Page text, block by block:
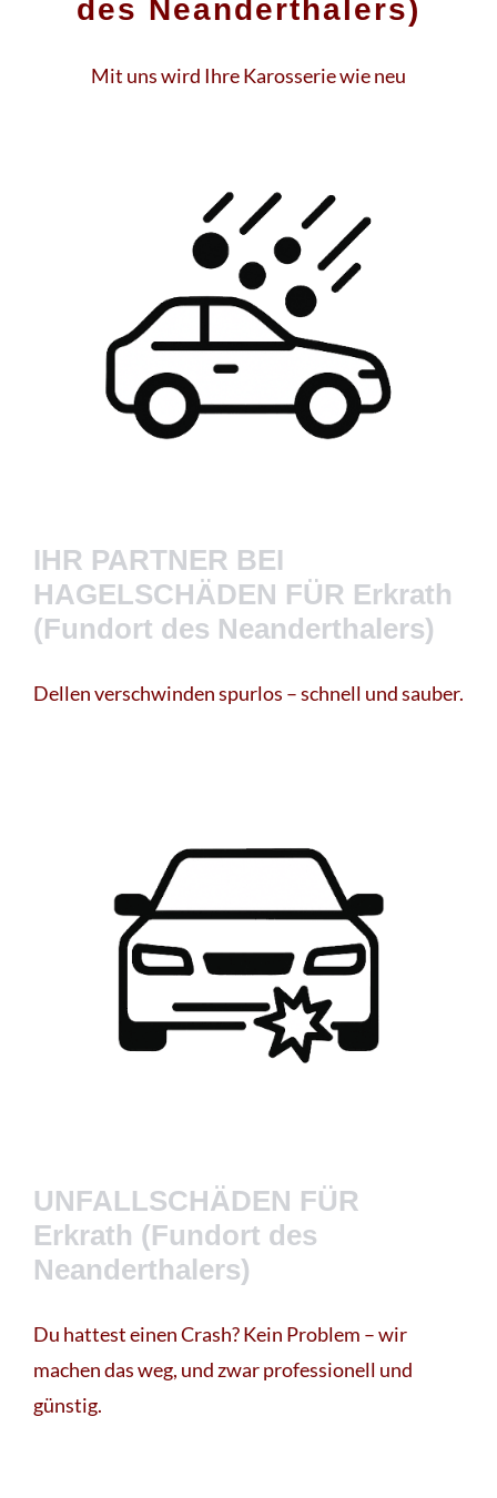
des Neanderthalers)
Mit uns wird Ihre Karosserie wie neu
IHR PARTNER BEI
HAGELSCHÄDEN FÜR Erkrath
(Fundort des Neanderthalers)
Dellen verschwinden spurlos – schnell und sauber.
UNFALLSCHÄDEN FÜR
Erkrath (Fundort des
Neanderthalers)
Du hattest einen Crash? Kein Problem – wir
machen das weg, und zwar professionell und
günstig.